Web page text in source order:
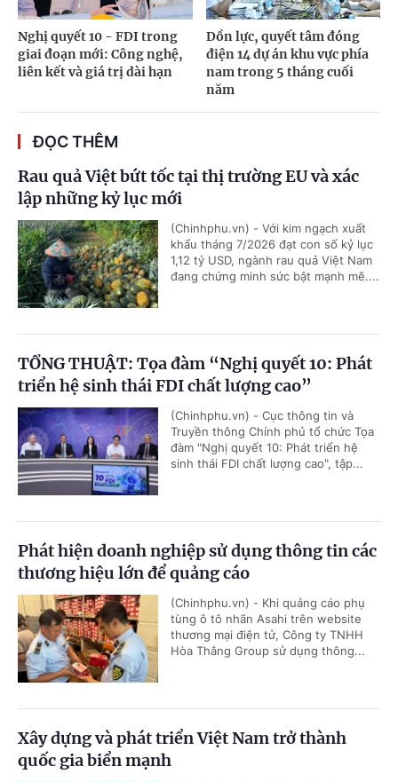
Nghị quyết 10 - FDI trong
giai đoạn mới: Công nghệ,
liên kết và giá trị dài hạn
Dồn lực, quyết tâm đóng
điện 14 dự án khu vực phía
nam trong 5 tháng cuối
năm
ĐỌC THÊM
Rau quả Việt bứt tốc tại thị trường EU và xác
lập những kỷ lục mới
(Chinhphu.vn) - Với kim ngạch xuất
khẩu tháng 7/2026 đạt con số kỷ lục
1,12 tỷ USD, ngành rau quả Việt Nam
đang chứng minh sức bật mạnh mẽ....
TỔNG THUẬT: Tọa đàm “Nghị quyết 10: Phát
triển hệ sinh thái FDI chất lượng cao”
(Chinhphu.vn) - Cục thông tin và
Truyền thông Chính phủ tổ chức Tọa
đàm "Nghị quyết 10: Phát triển hệ
sinh thái FDI chất lượng cao", tập...
Phát hiện doanh nghiệp sử dụng thông tin các
thương hiệu lớn để quảng cáo
(Chinhphu.vn) - Khi quảng cáo phụ
tùng ô tô nhãn Asahi trên website
thương mại điện tử, Công ty TNHH
Hòa Thắng Group sử dụng thông...
Xây dựng và phát triển Việt Nam trở thành
quốc gia biển mạnh